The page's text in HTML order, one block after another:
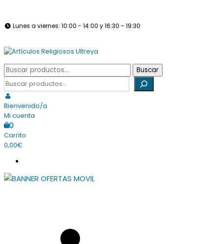
contenido
Lunes a viernes: 10:00 - 14:00 y 16:30 - 19:30
Artículos Religiosos Ultreya
Tienda online dedicada a la venta de todo tipo de artículos
religiosos
Buscar
por:
Buscar
Buscar
Bienvenido/a
Mi cuenta
0
Carrito
0,00€